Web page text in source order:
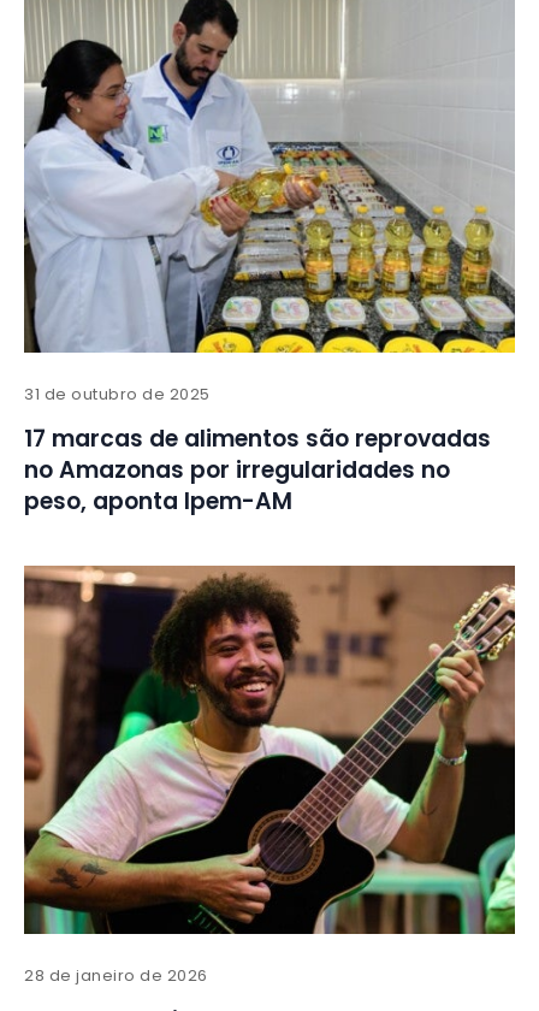
31 de outubro de 2025
17 marcas de alimentos são reprovadas
no Amazonas por irregularidades no
peso, aponta Ipem-AM
28 de janeiro de 2026